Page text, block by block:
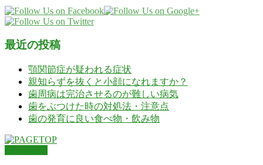
最近の投稿
顎関節症が疑われる症状
親知らずを抜くと小顔になれますか？
歯周病は完治させるのが難しい病気
歯をぶつけた時の対処法・注意点
歯の発育に良い食べ物・飲み物